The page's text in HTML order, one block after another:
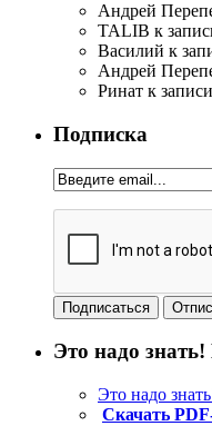
Андрей
TALIB к
Василий к
Андрей
Ринат к записи
Подписка
Это надо
Это надо
Скачать